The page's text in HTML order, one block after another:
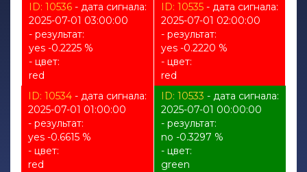
ID: 10536- дата сигнала:
2025-07-01 03:00:00
- результат:
yes -0.2225 %
- цвет:
red
ID: 10535 - дата сигнала:
2025-07-01 02:00:00
- результат:
yes -0.2220 %
- цвет:
red
ID: 10534 - дата сигнала:
2025-07-01 01:00:00
- результат:
yes -0.6615 %
- цвет:
red
ID: 10533 - дата сигнала:
2025-07-01 00:00:00
- результат:
no -0.3297 %
- цвет:
green